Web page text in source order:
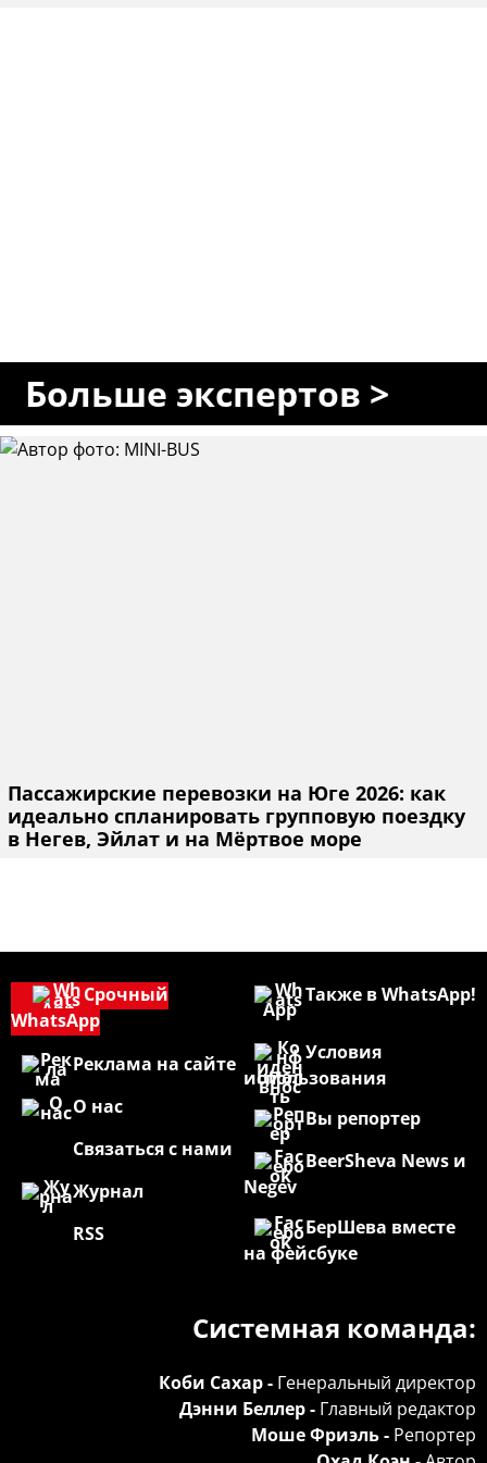
Больше экспертов >
Пассажирские перевозки на Юге 2026: как
идеально спланировать групповую поездку
в Негев, Эйлат и на Мёртвое море
Также в WhatsApp!
Условия
использования
Вы репортер
BeerSheva News и
Negev
БерШева вместе
на фейсбуке
Срочный
WhatsApp
Реклама на сайте
О нас
Связаться с нами
Журнал
RSS
Системная команда:
Коби Сахар - Генеральный директор
Дэнни Беллер - Главный редактор
Моше Фриэль - Репортер